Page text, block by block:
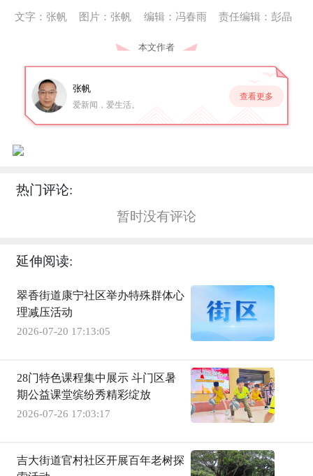
文字：张帆 图片：张帆 编辑：冯春雨 责任编辑：彭晶
本文作者
张帆
爱新闻，爱生活。
查看更多
热门评论:
暂时没有评论
延伸阅读:
翠香街道康宁社区举办特殊群体心
理减压活动
2026-07-20 17:13:05
28门特色课程集中展示 斗门区暑
期公益课堂缤纷秀精彩绽放
2026-07-26 17:03:17
吉大街道官村社区开展百年老树探